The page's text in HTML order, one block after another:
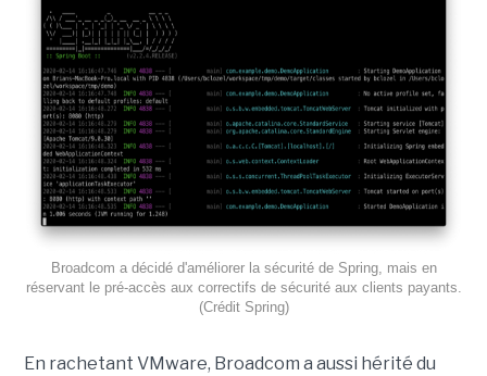
Broadcom a décidé d'améliorer la sécurité de Spring, mais en
réservant le pré-accès aux correctifs de sécurité aux clients payants.
(Crédit Spring)
En rachetant VMware, Broadcom a aussi hérité du